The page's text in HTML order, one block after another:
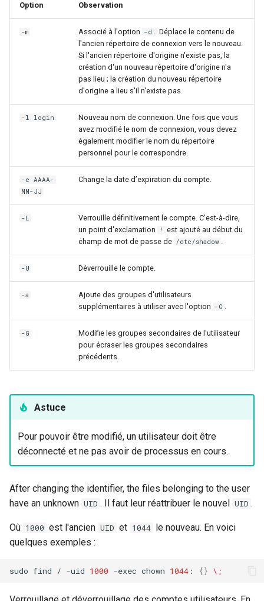
Option Observation
-m Associé à l'option -d. Déplace le contenu de
l'ancien répertoire de connexion vers le nouveau.
Si l'ancien répertoire d'origine n'existe pas, la
création d'un nouveau répertoire d'origine n'a
pas lieu ; la création du nouveau répertoire
d'origine a lieu s'il n'existe pas.
-l login
Nouveau nom de connexion. Une fois que vous
avez modifié le nom de connexion, vous devez
également modifier le nom du répertoire
personnel pour le correspondre.
-e AAAA-
MM-JJ
Change la date d’expiration du compte.
-L
Verrouille définitivement le compte. C'est-à-dire,
un point d'exclamation
!
est ajouté au début du
champ de mot de passe de /etc/shadow .
-U Déverrouille le compte.
-a
Ajoute des groupes d'utilisateurs
supplémentaires à utiliser avec l'option -G .
-G
Modifie les groupes secondaires de l'utilisateur
pour écraser les groupes secondaires
précédents.
Astuce
Pour pouvoir être modifié, un utilisateur doit être
déconnecté et ne pas avoir de processus en cours.
After changing the identifier, the files belonging to the user
have an unknown UID . Il faut leur réattribuer le nouvel UID .
Où 1000 est l'ancien UID et 1044 le nouveau. En voici
quelques exemples :
sudo find / -uid 1000 -exec chown 1044 : {} \;